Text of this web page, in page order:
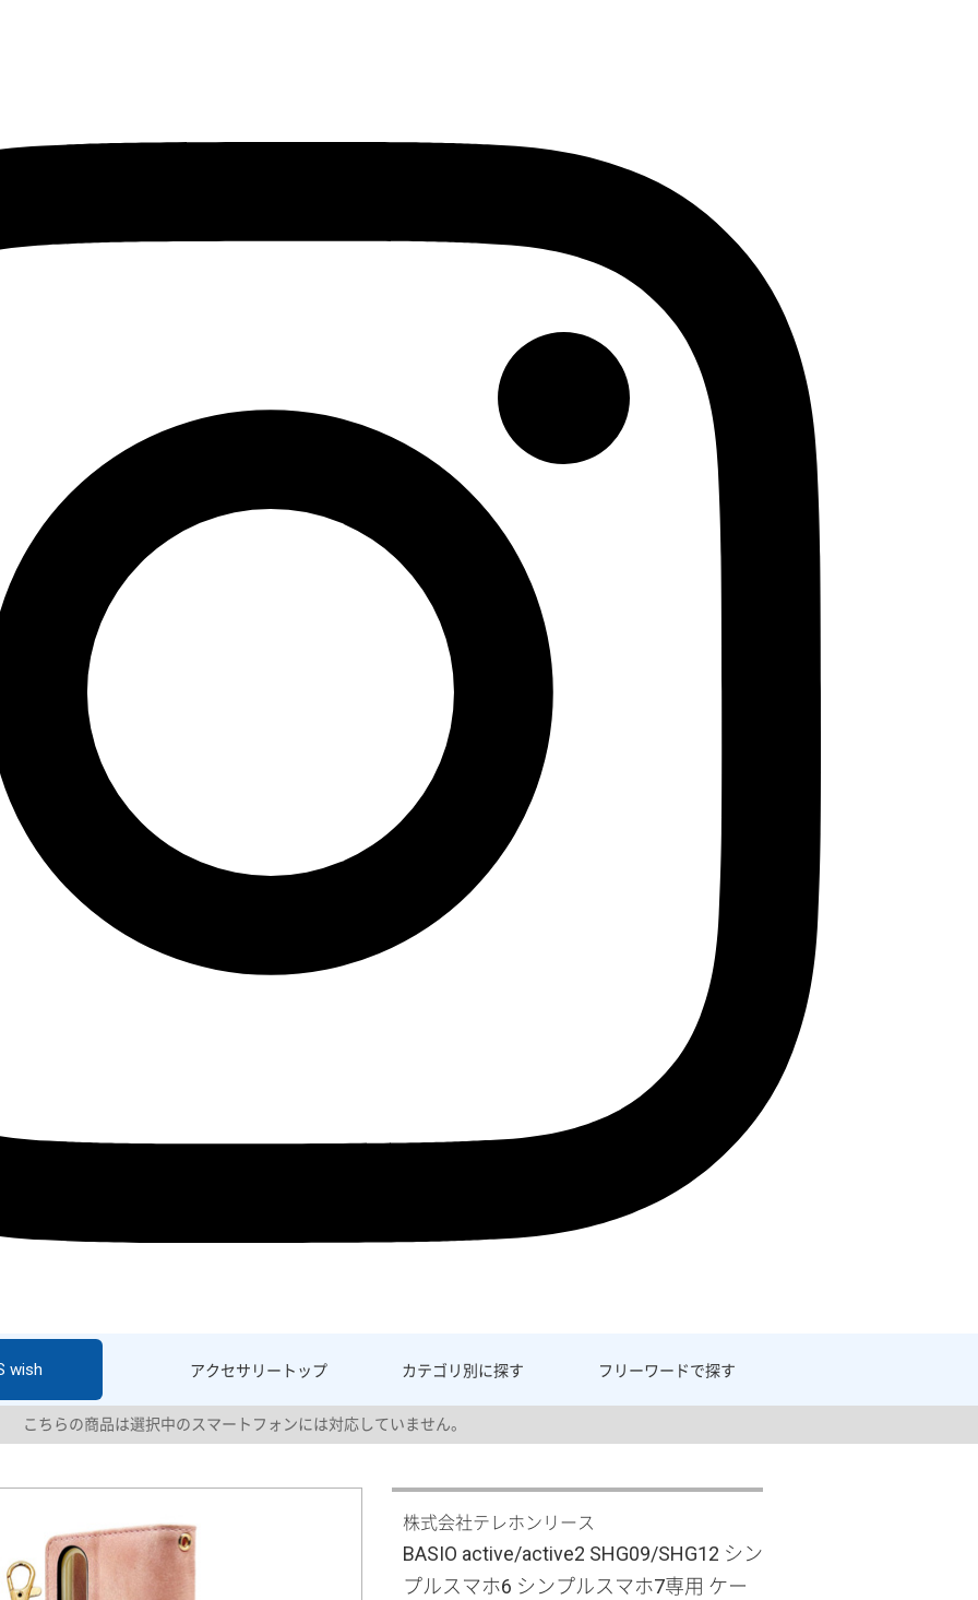
アクセサリー トップ カテゴリ別に探す フリーワードで探す
wish
こちらの商品は選択中のスマートフォンには対応していません。
株式会社テレホンリース
BASIO active/active2 SHG09/SHG12 シン
プルスマホ6 シンプルスマホ7専用 ケー